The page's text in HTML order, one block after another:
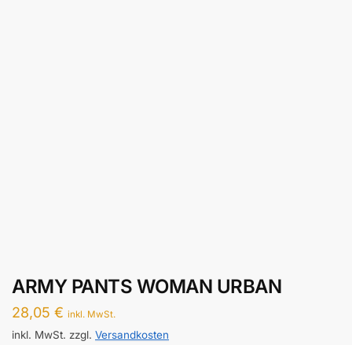
ARMY PANTS WOMAN URBAN
28,05 € inkl. MwSt.
inkl. MwSt. zzgl. Versandkosten